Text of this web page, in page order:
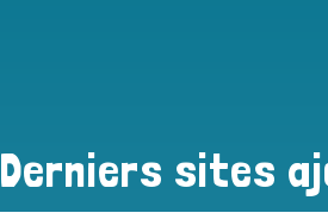
Derniers sites